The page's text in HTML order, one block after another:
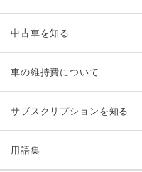
中古車を知る
車の維持費について
サブスクリプションを知る
用語集